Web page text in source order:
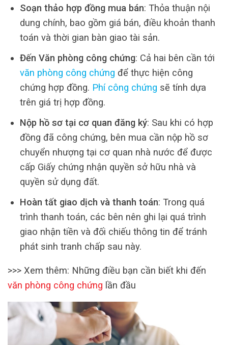
Soạn thảo hợp đồng mua bán: Thỏa thuận nội
dung chính, bao gồm giá bán, điều khoản thanh
toán và thời gian bàn giao tài sản.
Đến Văn phòng công chứng: Cả hai bên cần tới
văn phòng công chứng để thực hiện công
chứng hợp đồng. Phí công chứng sẽ tính dựa
trên giá trị hợp đồng.
Nộp hồ sơ tại cơ quan đăng ký: Sau khi có hợp
đồng đã công chứng, bên mua cần nộp hồ sơ
chuyển nhượng tại cơ quan nhà nước để được
cấp Giấy chứng nhận quyền sở hữu nhà và
quyền sử dụng đất.
Hoàn tất giao dịch và thanh toán: Trong quá
trình thanh toán, các bên nên ghi lại quá trình
giao nhận tiền và đối chiếu thông tin để tránh
phát sinh tranh chấp sau này.
>>> Xem thêm: Những điều bạn cần biết khi đến
văn phòng công chứng lần đầu